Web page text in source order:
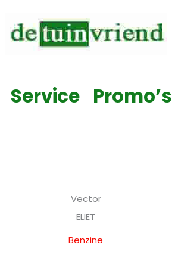
Service Promo’s
Vector
ELIET
Benzine